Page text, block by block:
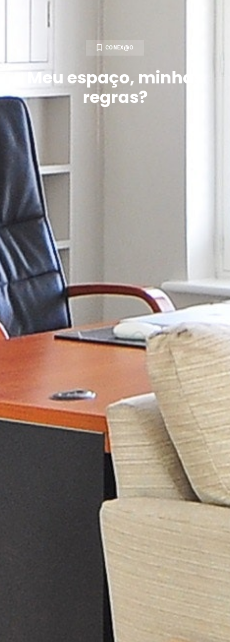
CONEX@O
Meu espaço, minhas
regras?